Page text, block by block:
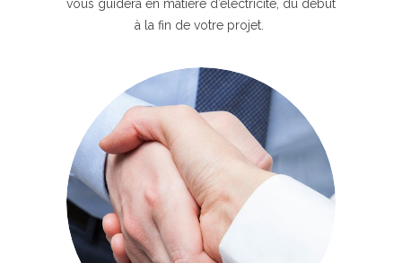
vous guidera en matière d’électricité, du début
à la fin de votre projet.